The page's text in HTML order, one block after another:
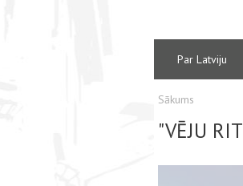
Par Latviju
Sākums
"VĒJU